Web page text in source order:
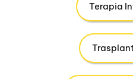
Terapia